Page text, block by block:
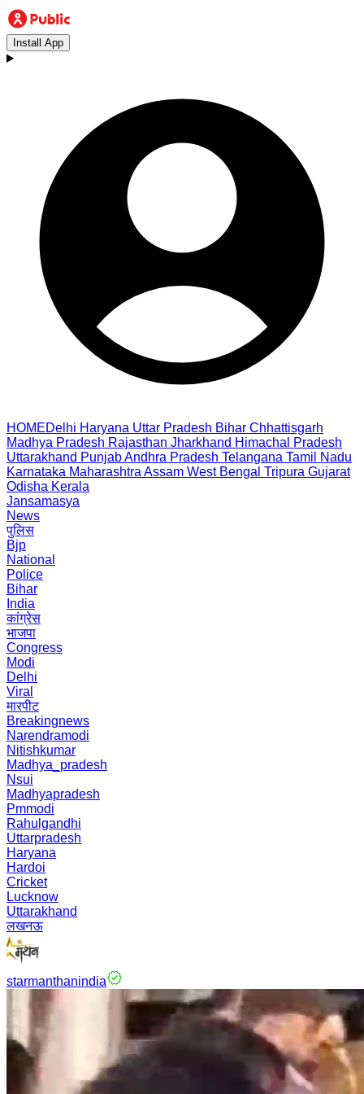
Install App
HOMEDelhi Haryana Uttar Pradesh Bihar Chhattisgarh
Madhya Pradesh Rajasthan Jharkhand Himachal Pradesh
Uttarakhand PunjabAndhra Pradesh Telangana Tamil Nadu
Karnataka Maharashtra Assam West Bengal Tripura Gujarat
Odisha Kerala
Jansamasya
News
पुलिस
Bjp
National
Police
Bihar
India
कांग्रेस
भाजपा
Congress
Modi
Delhi
Viral
मारपीट
Breakingnews
Narendramodi
Nitishkumar
Madhya_pradesh
Nsui
Madhyapradesh
Pmmodi
Rahulgandhi
Uttarpradesh
Haryana
Hardoi
Cricket
Lucknow
Uttarakhand
लखनऊ
starmanthanindia